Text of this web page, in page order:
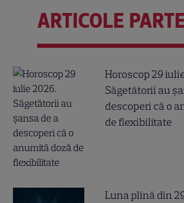
ARTICOLE
Horoscop 29
Săgetătorii au
descoperi că o
de flexibilitate
Luna plină din